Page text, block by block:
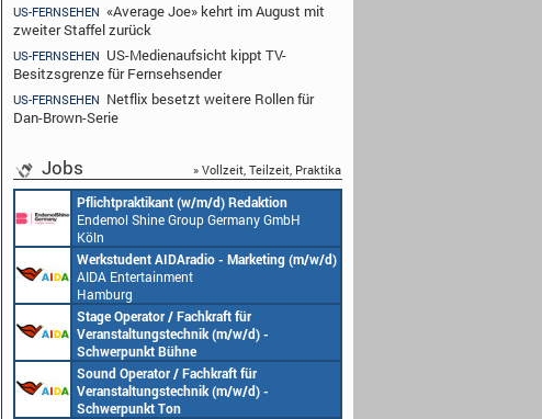
US-FERNSEHEN «Average Joe» kehrt im August mit
zweiter Staffel zurück
US-FERNSEHEN US-Medienaufsicht kippt TV-
Besitzsgrenze für Fernsehsender
US-FERNSEHEN Netflix besetzt weitere Rollen für
Dan-Brown-Serie
Jobs » Vollzeit, Teilzeit, Praktika
Redakteur (w/m/d) oder Jungredakteur
(w/m/d)
Endemol Shine Group Germany GmbH
Köln
Senior Video Producer/ 1st TV Operator
(m/w/d)
AIDA Entertainment
an Bord unserer Schiffe
Studentische Aushilfe (w/m/d) – YouTube
Endemol Shine Group Germany GmbH
Köln
Redaktionsleitung (w/m/d)
Endemol Shine Group Germany GmbH
Köln